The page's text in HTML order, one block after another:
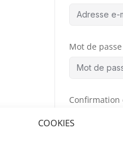
COOKIES
Mot de passe
Confirmation